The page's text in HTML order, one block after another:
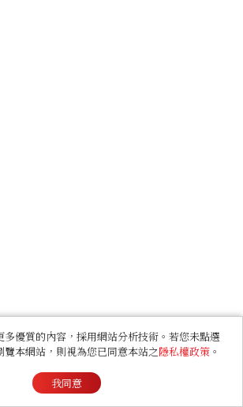
多優質的內容，採用網站分析技術。若您未點選
覽本網站，則視為您已同意本站之隱私權政策 。
我同意